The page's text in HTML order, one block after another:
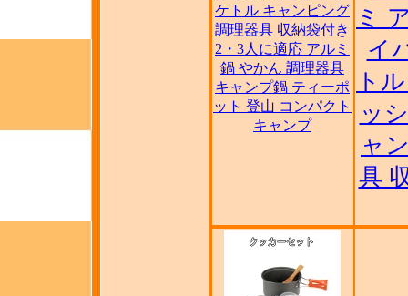
ケトル キャンピング
調理器具 収納袋付き
2・3人に適応 アルミ
鍋 やかん 調理器具
キャンプ鍋 ティーポ
ット 登山 コンパクト
キャンプ
ミ
イ
ト
ッ
ャ
具